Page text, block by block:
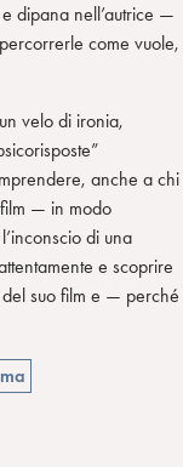
dipana nell’autrice —
come vuole,
velo di ironia,
anche a chi
— in modo
di una
e scoprire
del suo film e — perché